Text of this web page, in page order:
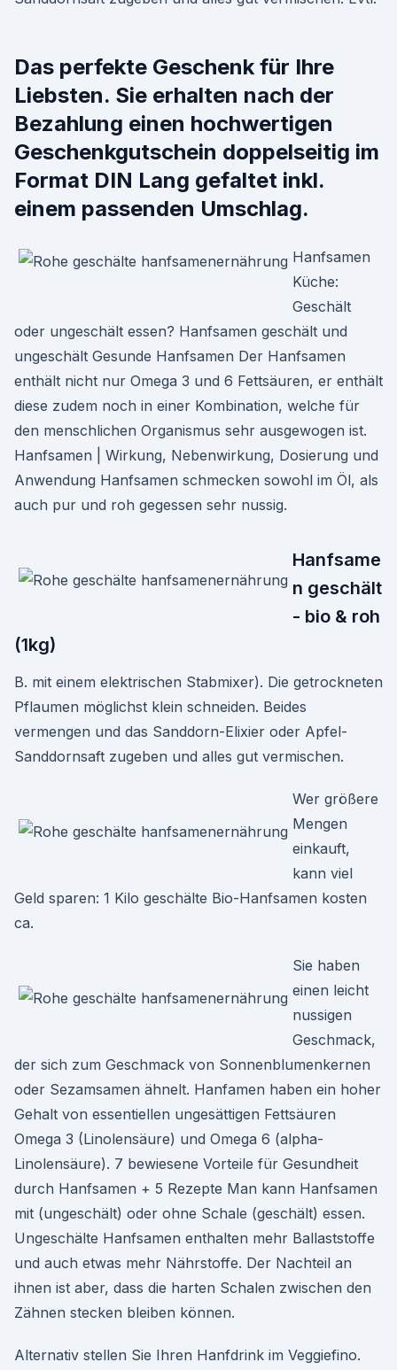
Das perfekte Geschenk für Ihre
Liebsten. Sie erhalten nach der
Bezahlung einen hochwertigen
Geschenkgutschein doppelseitig im
Format DIN Lang gefaltet inkl.
einem passenden Umschlag.
Hanfsamen
Küche:
Geschält
oder ungeschält essen? Hanfsamen geschält und
ungeschält Gesunde Hanfsamen Der Hanfsamen
enthält nicht nur Omega 3 und 6 Fettsäuren, er enthält
diese zudem noch in einer Kombination, welche für
den menschlichen Organismus sehr ausgewogen ist.
Hanfsamen | Wirkung, Nebenwirkung, Dosierung und
Anwendung Hanfsamen schmecken sowohl im Öl, als
auch pur und roh gegessen sehr nussig.
Hanfsame
n geschält
- bio & roh
(1kg)
B. mit einem elektrischen Stabmixer). Die getrockneten
Pflaumen möglichst klein schneiden. Beides
vermengen und das Sanddorn-Elixier oder Apfel-
Sanddornsaft zugeben und alles gut vermischen.
Wer größere
Mengen
einkauft,
kann viel
Geld sparen: 1 Kilo geschälte Bio-Hanfsamen kosten
ca.
Sie haben
einen leicht
nussigen
Geschmack,
der sich zum Geschmack von Sonnenblumenkernen
oder Sezamsamen ähnelt. Hanfamen haben ein hoher
Gehalt von essentiellen ungesättigen Fettsäuren
Omega 3 (Linolensäure) und Omega 6 (alpha-
Linolensäure). 7 bewiesene Vorteile für Gesundheit
durch Hanfsamen + 5 Rezepte Man kann Hanfsamen
mit (ungeschält) oder ohne Schale (geschält) essen.
Ungeschälte Hanfsamen enthalten mehr Ballaststoffe
und auch etwas mehr Nährstoffe. Der Nachteil an
ihnen ist aber, dass die harten Schalen zwischen den
Zähnen stecken bleiben können.
Alternativ stellen Sie Ihren Hanfdrink im Veggiefino.